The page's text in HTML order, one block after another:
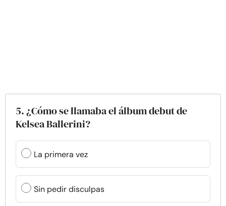
5. ¿Cómo se llamaba el álbum debut de
Kelsea Ballerini?
La primera vez
Sin pedir disculpas